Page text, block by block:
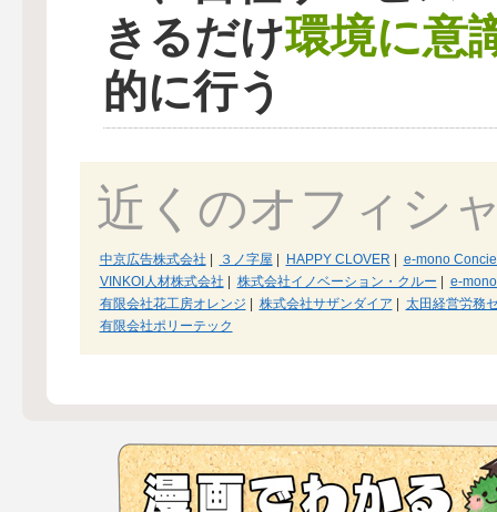
きるだけ環境に意
的に行う
近くのオフィシ
中京広告株式会社 ３ノ字屋 HAPPY CLOVER
e-mono
VINKOI人材株式会社
株式会社イノベーション・クルー
e-
有限会社花工房オレンジ
株式会社サザンダイア
太田経営労務
有限会社ポリーテック